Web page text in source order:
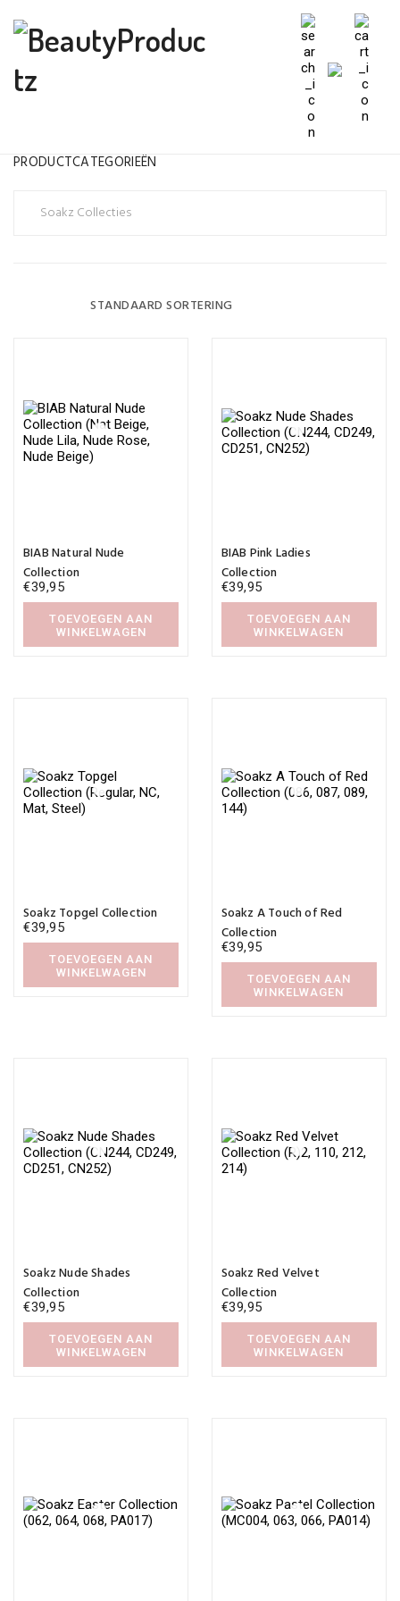
PRODUCTCATEGORIEËN
BIAB Natural Nude
Collection
€39,95
TOEVOEGEN AAN
WINKELWAGEN
BIAB Pink Ladies
Collection
€39,95
TOEVOEGEN AAN
WINKELWAGEN
Soakz Topgel Collection
€39,95
TOEVOEGEN AAN
WINKELWAGEN
Soakz A Touch of Red
Collection
€39,95
TOEVOEGEN AAN
WINKELWAGEN
Soakz Nude Shades
Collection
€39,95
TOEVOEGEN AAN
WINKELWAGEN
Soakz Red Velvet
Collection
€39,95
TOEVOEGEN AAN
WINKELWAGEN